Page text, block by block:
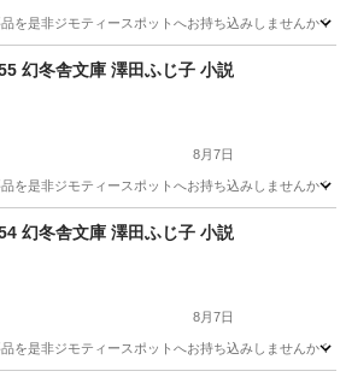
非ジモティースポットへお持ち込みしませんか？
現地
幻冬舎文庫 澤田ふじ子 小説
8月7日
非ジモティースポットへお持ち込みしませんか？
小説
幻冬舎文庫 澤田ふじ子 小説
8月7日
非ジモティースポットへお持ち込みしませんか？